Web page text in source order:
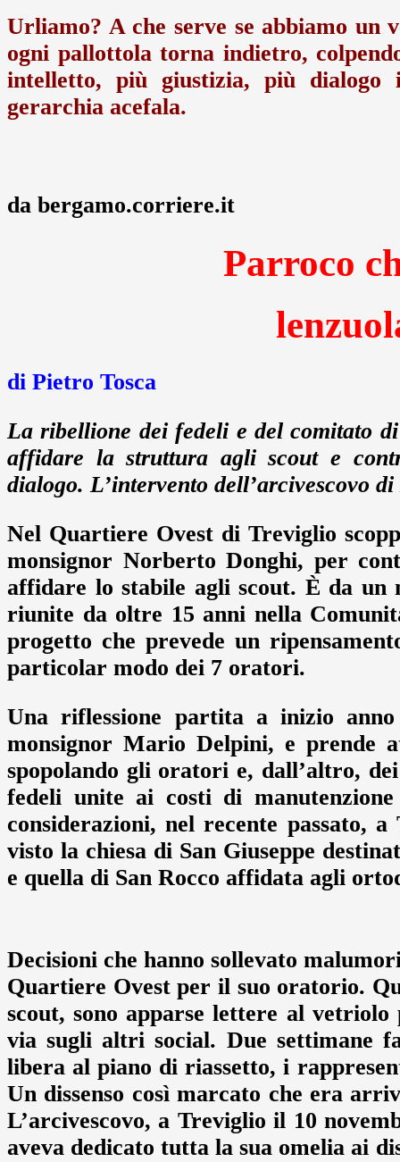
Urliamo? A che serve se abbiamo un
ogni pallottola torna indietro,
intelletto, più giustizia, più dialogo
gerarchia acefala.
da bergamo.corriere.it
Parroco
di Pietro Tosca
La ribellione dei fedeli e del comitato
affidare la struttura agli scout e
dialogo. L’intervento dell’arcivescovo
Nel Quartiere Ovest di Treviglio
monsignor Norberto Donghi, per
affidare lo stabile agli scout. È da un
riunite da oltre 15 anni nella
progetto che prevede un
particolar modo dei 7 oratori.
Una riflessione partita a inizio anno
monsignor Mario Delpini, e prende
spopolando gli oratori e, dall’altro,
fedeli unite ai costi di
considerazioni, nel recente passato,
visto la chiesa di San Giuseppe
e quella di San Rocco affidata agli
Decisioni che hanno sollevato
Quartiere Ovest per il suo oratorio.
scout, sono apparse lettere al
via sugli altri social. Due settimane
libera al piano di riassetto, i
Un dissenso così marcato che era
L’arcivescovo, a Treviglio il 10
aveva dedicato tutta la sua omelia ai